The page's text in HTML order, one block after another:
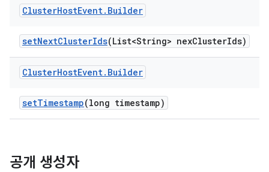
ClusterHostEvent. Builder
setNextClusterIds(List<String> nexClusterIds)
ClusterHostEvent. Builder
setTimestamp(long timestamp)
공개 생성자